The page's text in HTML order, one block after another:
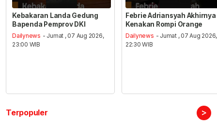
Kebakaran Landa Gedung
Bapenda Pemprov DKI
Dailynews - Jumat , 07 Aug 2026,
23:00 WIB
Febrie Adriansyah Akhirnya
Kenakan Rompi Orange
Dailynews - Jumat , 07 Aug 2026,
22:30 WIB
Terpopuler >